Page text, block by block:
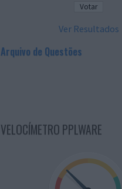
Ver Resultados
Arquivo de Questões
VELOCÍMETRO PPLWARE